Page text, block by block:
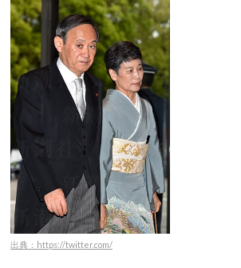
出典：https://twitter.com/